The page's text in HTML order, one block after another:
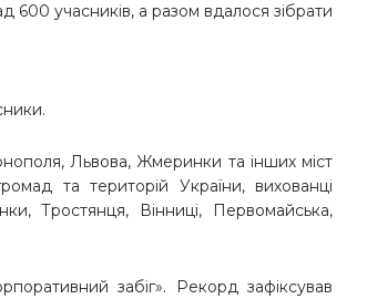
600 учасників, а разом вдалося зібрати
Львова, Жмеринки та інших міст
та територій України, вихованці
Тростянця, Вінниці, Первомайська,
забіг». Рекорд зафіксував